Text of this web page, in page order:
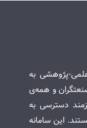
علمی-پژوهشی به
و همه‌ی
دسترسی به
این سامانه